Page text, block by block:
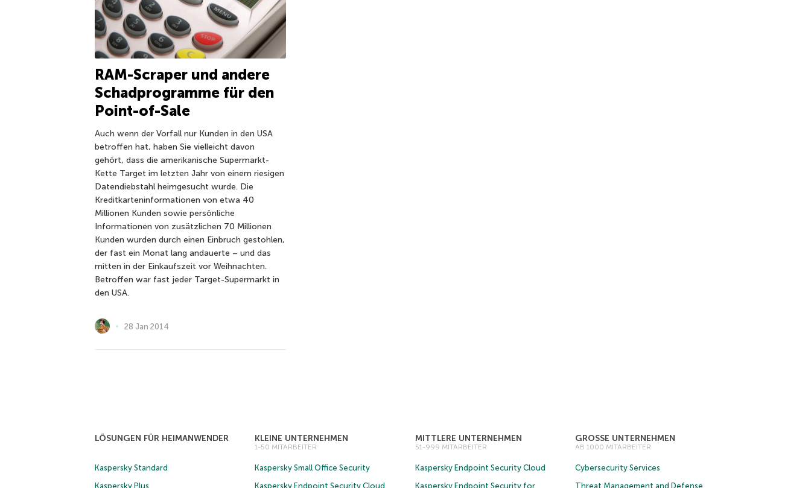
RAM-Scraper und andere
Schadprogramme für den
Point-of-Sale
Auch wenn der Vorfall nur Kunden in den USA
betroffen hat, haben Sie vielleicht davon
gehört, dass die amerikanische Supermarkt-
Kette Target im letzten Jahr von einem riesigen
Datendiebstahl heimgesucht wurde. Die
Kreditkarteninformationen von etwa 40
Millionen Kunden sowie persönliche
Informationen von zusätzlichen 70 Millionen
Kunden wurden durch einen Einbruch gestohlen,
der fast ein Monat lang andauerte – und das
mitten in der Einkaufszeit vor Weihnachten.
Betroffen war fast jeder Target-Supermarkt in
den USA.
28 Jan 2014
LÖSUNGEN FÜR HEIMANWENDER
Kaspersky Standard
Kaspersky Plus
KLEINE UNTERNEHMEN
1-50 MITARBEITER
Kaspersky Small Office Security
Kaspersky Endpoint Security Cloud
MITTLERE UNTERNEHMEN
51-999 MITARBEITER
Kaspersky Endpoint Security Cloud
Kaspersky Endpoint Security for
GROSSE UNTERNEHMEN
AB 1000 MITARBEITER
Cybersecurity Services
Threat Management and Defense